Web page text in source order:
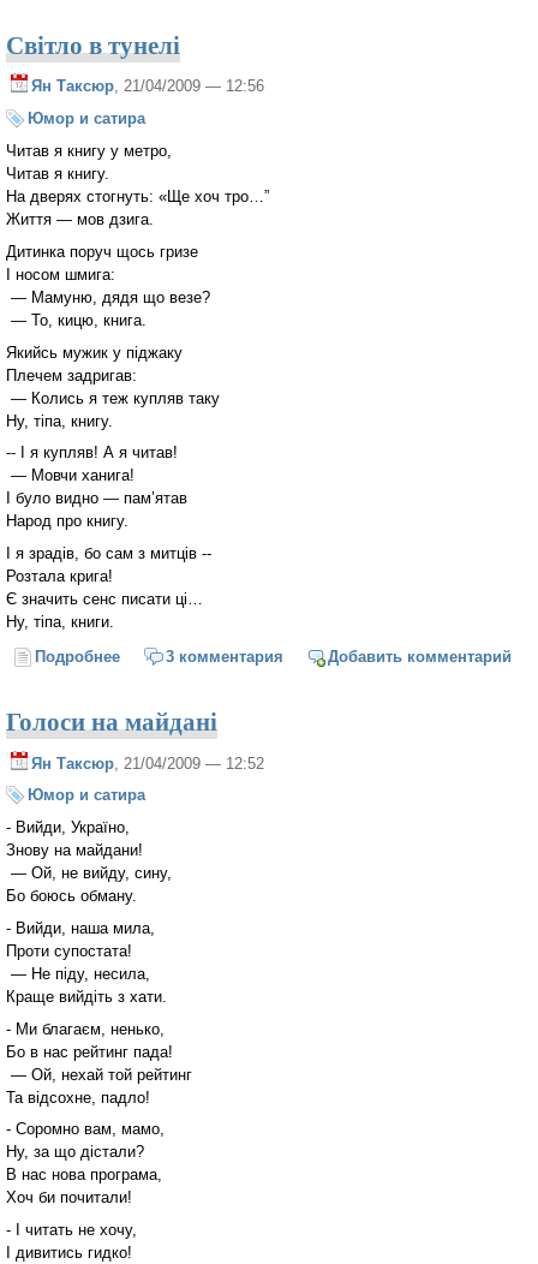
Світло в тунелі
Ян Таксюр, 21/04/2009 — 12:56
Юмор и сатира
Читав я книгу у метро,
Читав я книгу.
На дверях стогнуть: «Ще хоч тро…”
Життя — мов дзига.
Дитинка поруч щось гризе
І носом шмига:
— Мамуню, дядя що везе?
— То, кицю, книга.
Якийсь мужик у піджаку
Плечем задригав:
— Колись я теж купляв таку
Ну, тіпа, книгу.
-- І я купляв! А я читав!
— Мовчи ханига!
І було видно — пам’ятав
Народ про книгу.
І я зрадів, бо сам з митців --
Розтала крига!
Є значить сенс писати ці…
Ну, тіпа, книги.
Подробнее о Світло в тунелі
3 комментария Добавить комментарий
Голоси на майдані
Ян Таксюр , 21/04/2009 — 12:52
Юмор и сатира
- Вийди, Україно,
Знову на майдани!
— Ой, не вийду, сину,
Бо боюсь обману.
- Вийди, наша мила,
Проти супостата!
— Не піду, несила,
Краще вийдіть з хати.
- Ми благаєм, ненько,
Бо в нас рейтинг пада!
— Ой, нехай той рейтинг
Та відсохне, падло!
- Соромно вам, мамо,
Ну, за що дістали?
В нас нова програма,
Хоч би почитали!
- І читать не хочу,
І дивитись гидко!